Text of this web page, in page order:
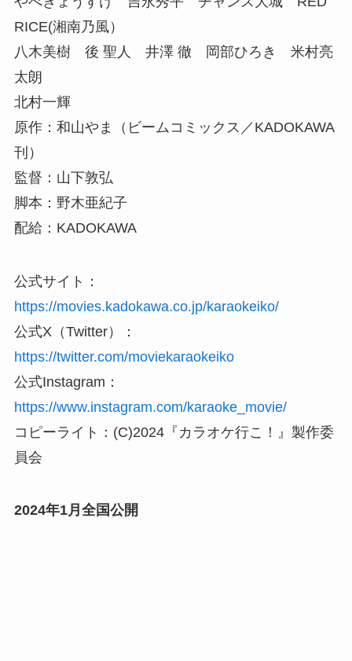
RICE(湘南乃風）
八木美樹 後 聖人 井澤 徹 岡部ひろき 米村亮
太朗
北村一輝
原作：和山やま（ビームコミックス／KADOKAWA
刊）
監督：山下敦弘
脚本：野木亜紀子
配給：KADOKAWA
公式サイト：
https://movies.kadokawa.co.jp/karaokeiko/
公式X（Twitter）：
https://twitter.com/moviekaraokeiko
公式Instagram：
https://www.instagram.com/karaoke_movie/
コピーライト：(C)2024『カラオケ行こ！』製作委
員会
2024年1月全国公開